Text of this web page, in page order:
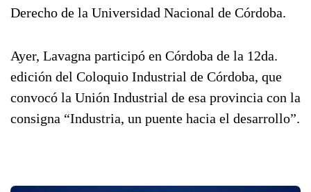
Derecho de la Universidad Nacional de Córdoba.
Ayer, Lavagna participó en Córdoba de la 12da.
edición del Coloquio Industrial de Córdoba, que
convocó la Unión Industrial de esa provincia con la
consigna “Industria, un puente hacia el desarrollo”.